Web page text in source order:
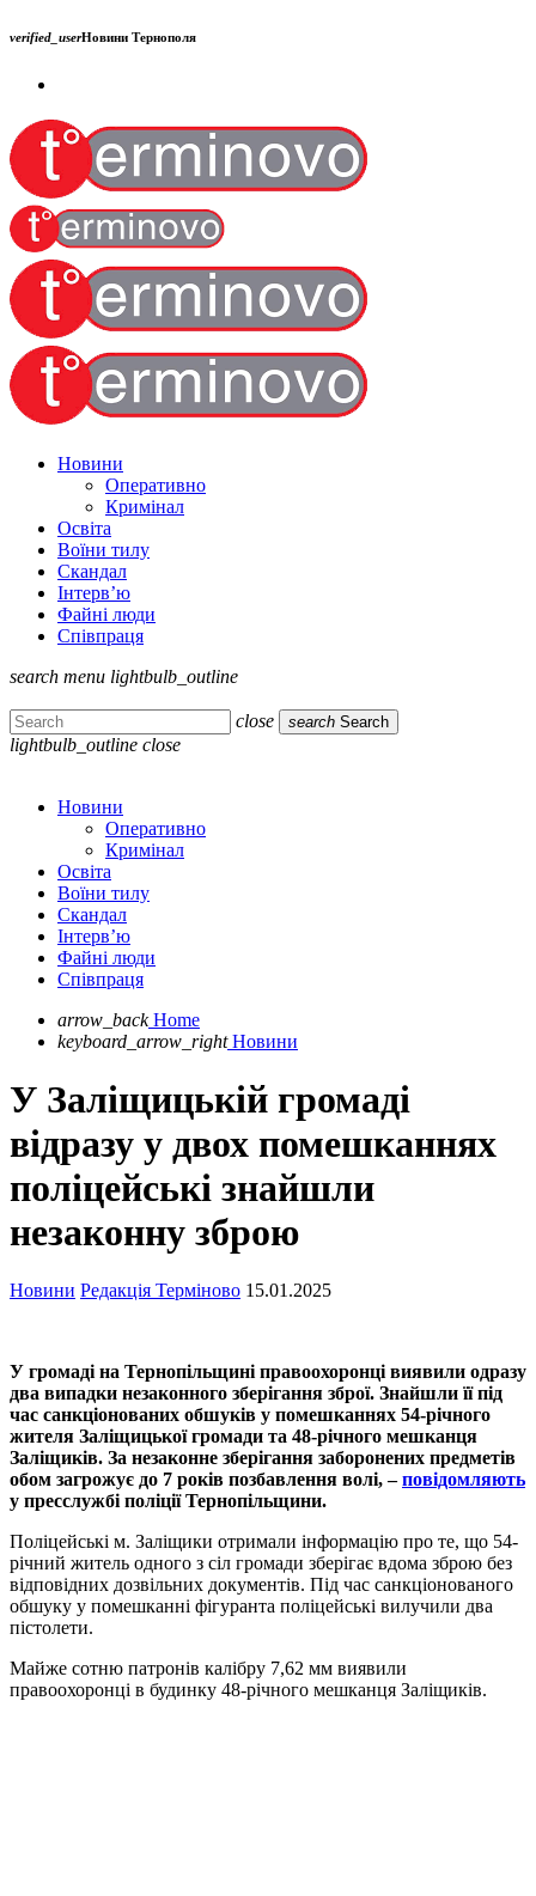
verified_userНовини Тернополя
Новини
Оперативно
Кримінал
Освіта
Воїни тилу
Скандал
Інтерв’ю
Файні люди
Співпраця
search menu lightbulb_outline
close search Search
lightbulb_outline close
Новини
Оперативно
Кримінал
Освіта
Воїни тилу
Скандал
Інтерв’ю
Файні люди
Співпраця
arrow_back Home
keyboard_arrow_right Новини
У Заліщицькій громаді
відразу у двох помешканнях
поліцейські знайшли
незаконну зброю
Новини Редакція Терміново 15.01.2025
У громаді на Тернопільщині правоохоронці виявили одразу
два випадки незаконного зберігання зброї. Знайшли її під
час санкціонованих обшуків у помешканнях 54-річного
жителя Заліщицької громади та 48-річного мешканця
Заліщиків. За незаконне зберігання заборонених предметів
обом загрожує до 7 років позбавлення волі, –повідомляють
у пресслужбі поліції Тернопільщини.
Поліцейські м. Заліщики отримали інформацію про те, що 54-
річний житель одного з сіл громади зберігає вдома зброю без
відповідних дозвільних документів. Під час санкціонованого
обшуку у помешканні фігуранта поліцейські вилучили два
пістолети.
Майже сотню патронів калібру 7,62 мм виявили
правоохоронці в будинку 48-річного мешканця Заліщиків.